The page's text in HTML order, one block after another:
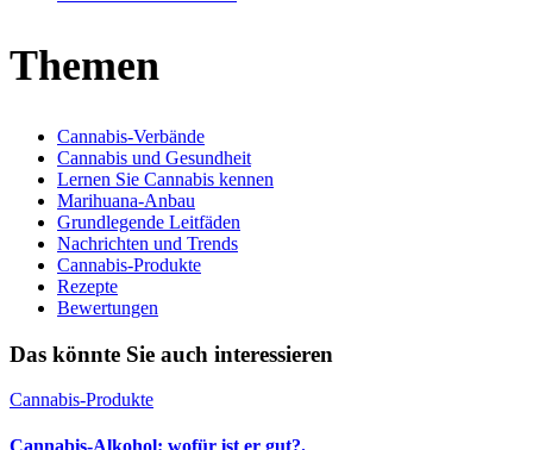
Themen
Cannabis-Verbände
Cannabis und Gesundheit
Lernen Sie Cannabis kennen
Marihuana-Anbau
Grundlegende Leitfäden
Nachrichten und Trends
Cannabis-Produkte
Rezepte
Bewertungen
Das könnte Sie auch interessieren
Cannabis-Produkte